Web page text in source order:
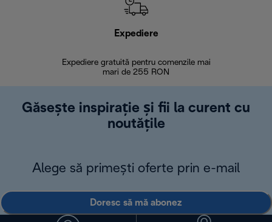
Expediere
Expediere gratuită pentru comenzile mai
mari de 255 RON
Găsește inspirație și fii la curent cu
noutățile
Alege să primești oferte prin e-mail
Doresc să mă abonez